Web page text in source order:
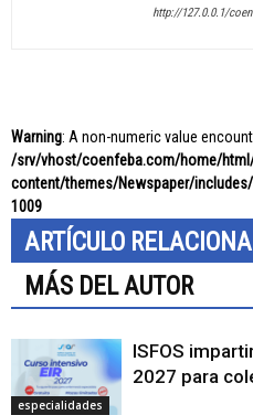
http://127.0.0.1/
Warning: A non-numeric value
/srv/vhost/coenfeba.com/home/
content/themes/Newspaper/
1009
ARTÍCULO
MÁS DEL AUTOR
especialidades
ISFOS
2027 para